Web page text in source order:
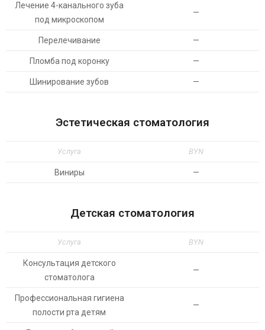
Лечение 4-канального зуба
под микроскопом
—
Перелечивание —
Пломба под коронку —
Шинирование зубов —
Эстетическая стоматология
Услуга BYN
Виниры —
Детская стоматология
Услуга BYN
Консультация детского
стоматолога
—
Профессиональная гигиена
полости рта детям
—